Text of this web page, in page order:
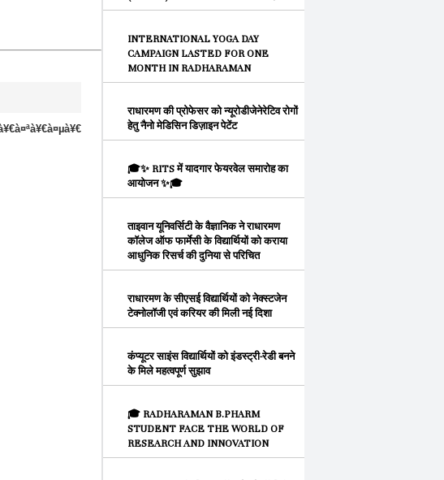
INTERNATIONAL YOGA DAY
CAMPAIGN LASTED FOR ONE
MONTH IN RADHARAMAN
राधारमण की प्रोफेसर को न्यूरोडीजेनेरेटिव रोगों
हेतु नैनो मेडिसिन डिज़ाइन पेटेंट
🎓✨ RITS में यादगार फेयरवेल समारोह का
आयोजन ✨🎓
ताइवान यूनिवर्सिटी के वैज्ञानिक ने राधारमण
कॉलेज ऑफ फार्मेसी के विद्यार्थियों को कराया
आधुनिक रिसर्च की दुनिया से परिचित
राधारमण के सीएसई विद्यार्थियों को नेक्स्टजेन
टेक्नोलॉजी एवं करियर की मिली नई दिशा
कंप्यूटर साइंस विद्यार्थियों को इंडस्ट्री-रेडी बनने
के मिले महत्वपूर्ण सुझाव
🎓 RADHARAMAN B.PHARM
STUDENT FACE THE WORLD OF
RESEARCH AND INNOVATION